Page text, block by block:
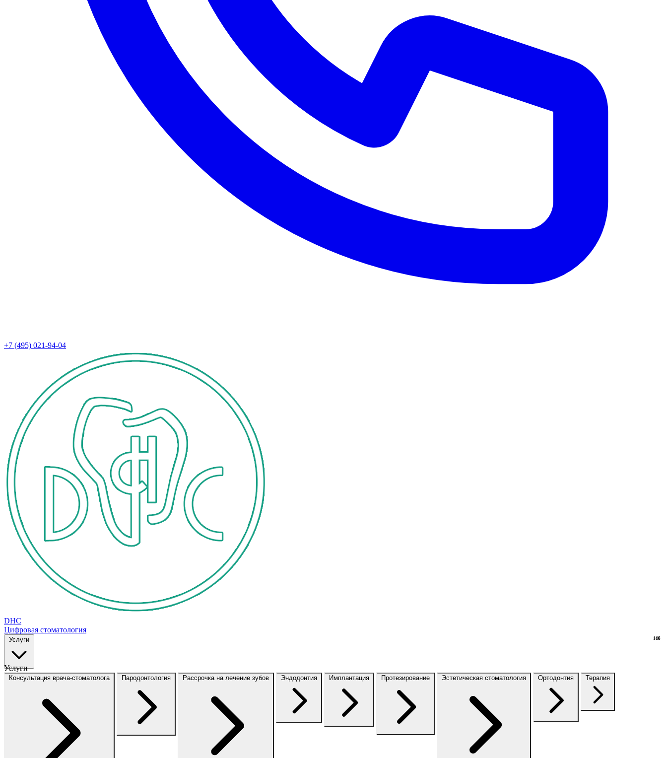
+7 (495) 021-94-04
DHC
Цифровая стоматология
Услуги
Услуги
Консультация врача-стоматолога Пародонтология Рассрочка на лечение зубов Эндодонтия Имплантация Протезирование Эстетическая стоматология Ортодонтия Терапия
16
148